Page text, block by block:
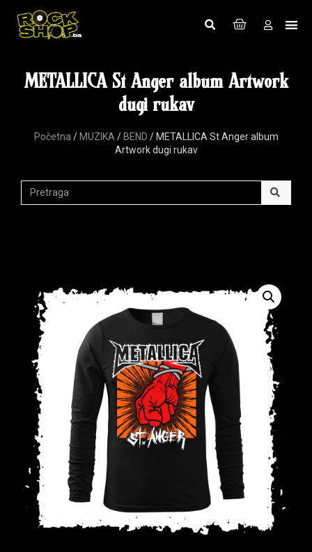
METALLICA St Anger album Artwork
dugi rukav
Početna / MUZIKA / BEND / METALLICA St Anger album
Artwork dugi rukav